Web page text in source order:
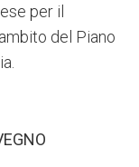
per il
del Piano